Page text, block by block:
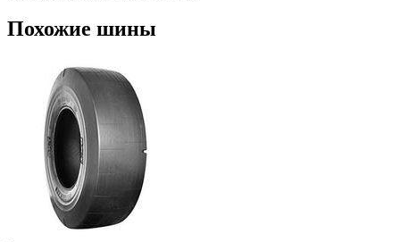
Похожие шины